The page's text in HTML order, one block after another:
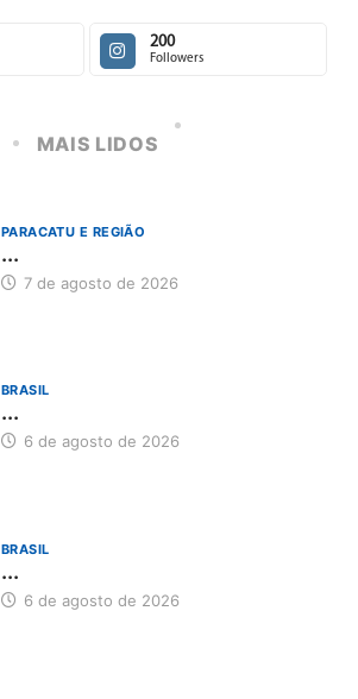
200
Followers
MAIS LIDOS
PARACATU E REGIÃO
...
7 de agosto de 2026
BRASIL
...
6 de agosto de 2026
BRASIL
...
6 de agosto de 2026